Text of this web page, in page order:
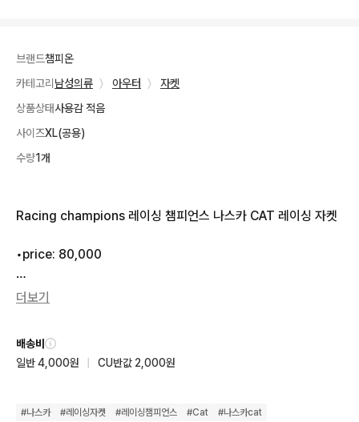
브랜드챔피온
카테고리 남성의류 〉 아우터 〉
자켓
상품상태사용감 적음
사이즈XL(공용)
수량1개
Racing champions 레이싱 챔피언스 나스카 CAT 레이싱 자켓
•price: 80,000
•Condition:9/10
모든사진은 “아이폰 16 pro max”로 촬영된 실사진입니다.
더보기
배송비
일반 4,000원
CU반값 2,000원
#나스카 #레이싱자켓 #레이싱챔피언스 #Cat #나스카cat